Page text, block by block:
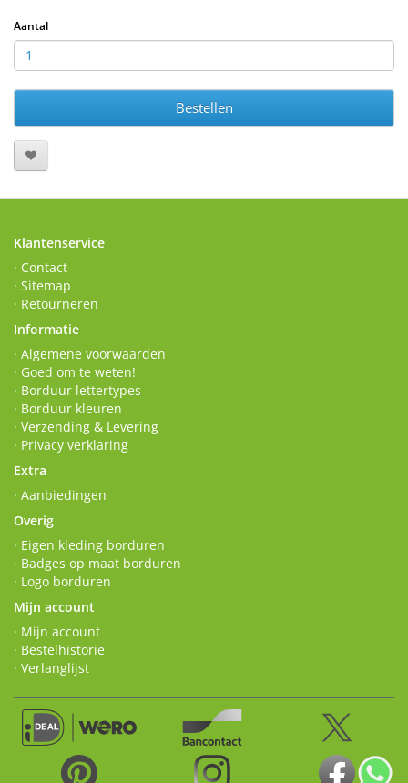
Aantal
Bestellen
Klantenservice
· Contact
· Sitemap
· Retourneren
Informatie
· Algemene voorwaarden
· Goed om te weten!
· Borduur lettertypes
· Borduur kleuren
· Verzending & Levering
· Privacy verklaring
Extra
· Aanbiedingen
Overig
· Eigen kleding borduren
· Badges op maat borduren
· Logo borduren
Mijn account
· Mijn account
· Bestelhistorie
· Verlanglijst